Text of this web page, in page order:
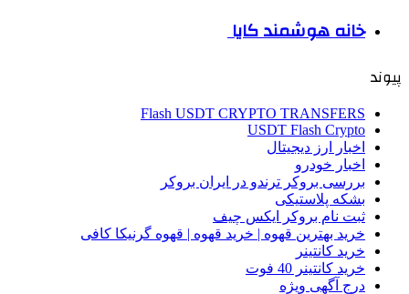
خانه هوشمند کایا
پیوند
Flash USDT CRYPTO TRANSFERS
USDT Flash Crypto
اخبار ارز دیجیتال
اخبار خودرو
بررسی بروکر ترندو در ایران بروکر
بشکه پلاستیکی
ثبت نام بروکر ایکس چیف
خرید بهترین قهوه | خرید قهوه | قهوه گرنیکا کافی
خرید کانتینر
خرید کانتینر 40 فوت
درج آگهی ویژه